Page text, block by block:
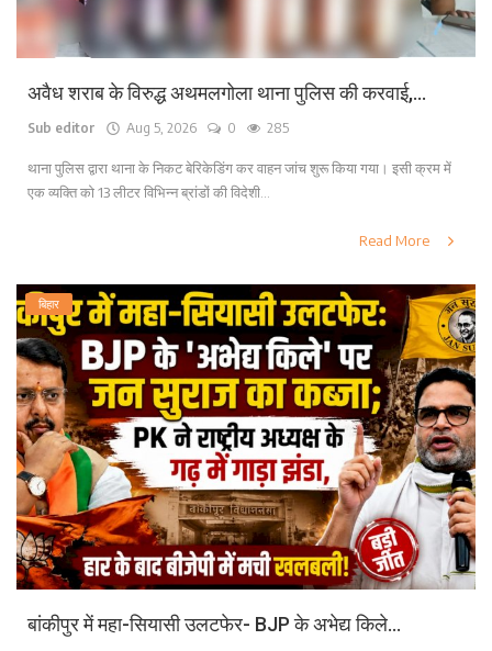
अवैध शराब के विरुद्ध अथमलगोला थाना पुलिस की करवाई,...
Sub editor Aug 5, 2026 0 285
थाना पुलिस द्वारा थाना के निकट बेरिकेडिंग कर वाहन जांच शुरू किया गया। इसी क्रम में
एक व्यक्ति को 13 लीटर विभिन्न ब्रांडों की विदेशी...
Read More
बिहार
बांकीपुर में महा-सियासी उलटफेर- BJP के अभेद्य किले...